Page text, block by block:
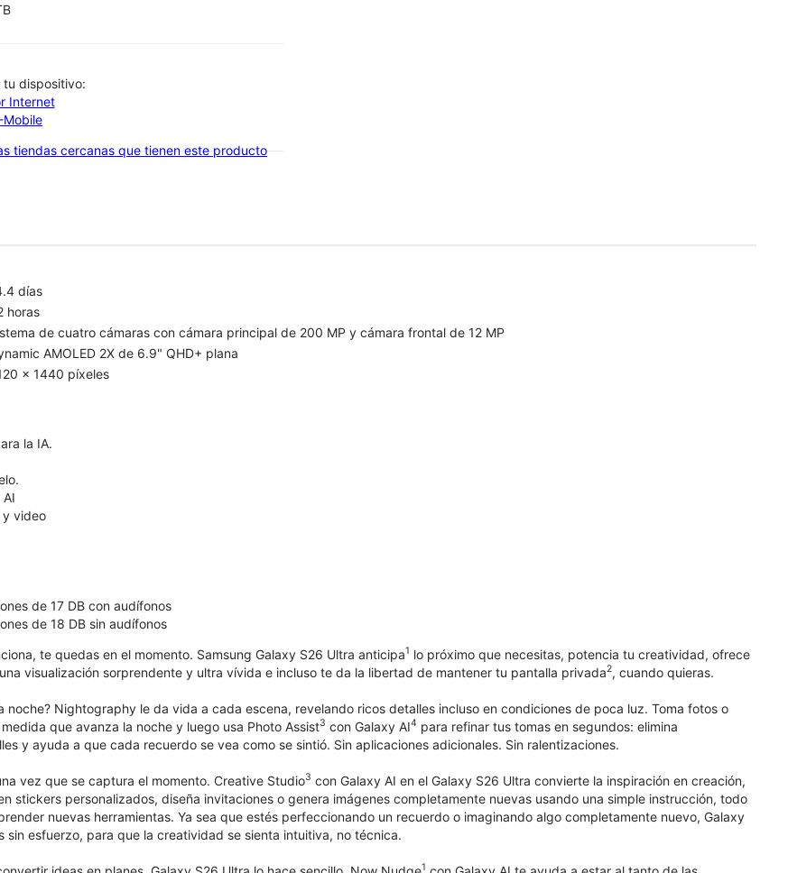
tu dispositivo:
Internet
Mobile
tiendas cercanas que tienen este producto
días
horas
de cuatro cámaras con cámara principal de 200 MP y cámara frontal de 12 MP
AMOLED 2X de 6.9" QHD+ plana
x 1440 píxeles
la IA.
video
de 17 DB con audífonos
de 18 DB sin audífonos
te quedas en el momento. Samsung Galaxy S26 Ultra anticipa1 lo próximo que necesitas, potencia tu creatividad, ofrece
visualización sorprendente y ultra vívida e incluso te da la libertad de mantener tu pantalla privada2, cuando quieras.
noche? Nightography le da vida a cada escena, revelando ricos detalles incluso en condiciones de poca luz. Toma fotos o
que avanza la noche y luego usa Photo Assist3 con Galaxy AI4 para refinar tus tomas en segundos: elimina
y ayuda a que cada recuerdo se vea como se sintió. Sin aplicaciones adicionales. Sin ralentizaciones.
vez que se captura el momento. Creative Studio3 con Galaxy AI en el Galaxy S26 Ultra convierte la inspiración en creación,
stickers personalizados, diseña invitaciones o genera imágenes completamente nuevas usando una simple instrucción, todo
nuevas herramientas. Ya sea que estés perfeccionando un recuerdo o imaginando algo completamente nuevo, Galaxy
sin esfuerzo, para que la creatividad se sienta intuitiva, no técnica.
1